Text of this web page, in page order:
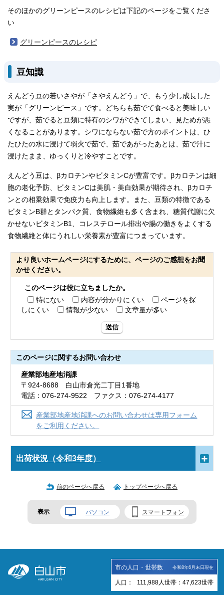
そのほかのグリーンピースのレシピは下記のページをご覧くださ
い
グリーンピースのレシピ
豆知識
えんどう豆の若いさやが「さやえんどう」で、もう少し成長した
実が「グリーンピース」です。どちらも茹でて食べると美味しい
ですが、茹でると豆類に特有のシワができてしまい、見ためが悪
くなることがあります。シワにならない茹で方のポイントは、ひ
たひたの水に浸けて弱火で茹で、茹であがったあとは、茹で汁に
浸けたまま、ゆっくりと冷やすことです。
えんどう豆は、βカロチンやビタミンCが豊富です。βカロチンは細
胞の老化予防、ビタミンCは美肌・美白効果が期待され、βカロチ
ンとの相乗効果で免疫力も向上します。また、豆類の特徴である
ビタミンB群とタンパク質、食物繊維も多く含まれ、糖質代謝に欠
かせないビタミンB1、コレステロール排出や腸の働きをよくする
食物繊維と体にうれしい栄養素が豊富につまっています。
より良いホームページにするために、ページのご感想をお聞
かせください。
このページは役に立ちましたか。
特にない
内容が分かりにくい
ページを探
しにくい
情報が少ない 文章量が多い
送信
このページに関するお問い合わせ
産業部地産地消課
〒924-8688 白山市倉光二丁目1番地
電話：076-274-9522 ファクス：076-274-4177
産業部地産地消課へのお問い合わせは専用フォーム
をご利用ください。
出荷状況（令和3年度）
前のページへ戻る トップページへ戻る
表示 パソコン スマートフォン
市の人口・世帯数 令和8年6月末日現在
人口： 111,988 人 世帯： 47,623世帯